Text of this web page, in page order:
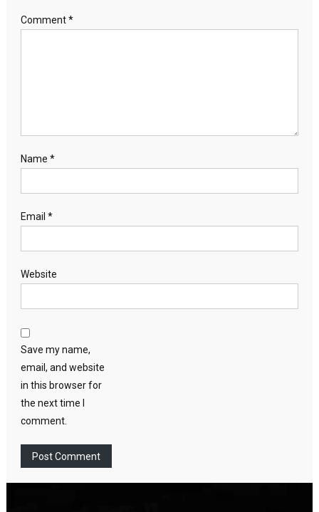
Comment*
Name *
Email *
Website
Save my name,
email, and website
in this browser for
the next time I
comment.